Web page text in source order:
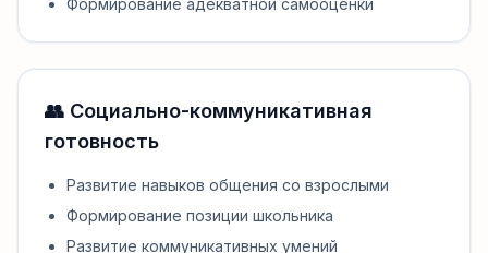
Формирование адекватной самооценки
👥 Социально-коммуникативная
готовность
Развитие навыков общения со взрослыми
Формирование позиции школьника
Развитие коммуникативных умений